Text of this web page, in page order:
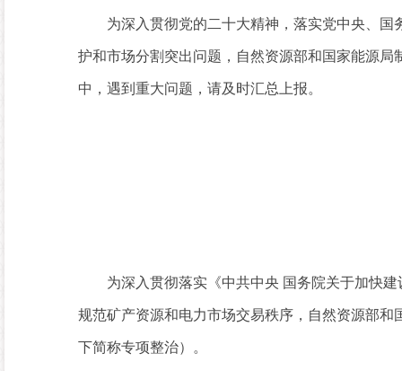
为深入贯彻党的二十大精神，落实党中央、国
护和市场分割突出问题，自然资源部和国家能源
中，遇到重大问题，请及时汇总上报。
为深入贯彻落实《中共中央 国务院关于加快建
规范矿产资源和电力市场交易秩序，自然资源部
下简称专项整治）。